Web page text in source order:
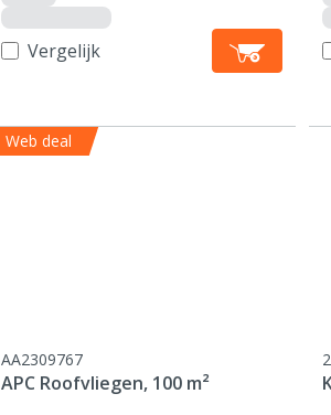
Vergelijk
Web deal
AA2309767
APC Roofvliegen, 100 m²